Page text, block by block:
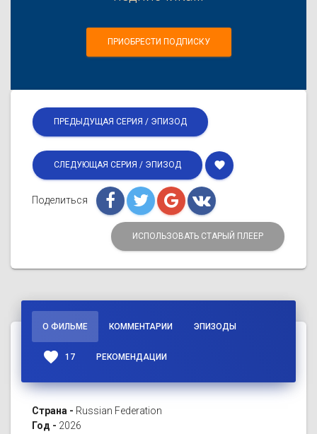
ПРИОБРЕСТИ ПОДПИСКУ
ПРЕДЫДУЩАЯ СЕРИЯ / ЭПИЗОД
СЛЕДУЮЩАЯ СЕРИЯ / ЭПИЗОД favorite
Поделиться
ИСПОЛЬЗОВАТЬ СТАРЫЙ ПЛЕЕР
О ФИЛЬМЕ КОММЕНТАРИИ ЭПИЗОДЫ
favorite 17 РЕКОМЕНДАЦИИ
Страна - Russian Federation
Год - 2026